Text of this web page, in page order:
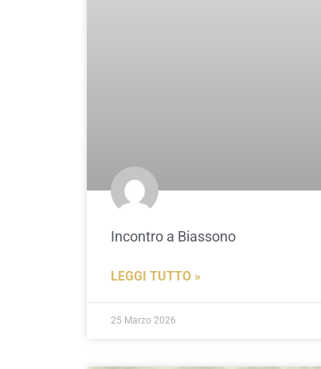
Incontro a Biassono
LEGGI TUTTO »
25 Marzo 2026